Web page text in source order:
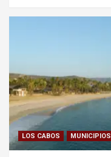
LOS CABOS MUNICIPIOS